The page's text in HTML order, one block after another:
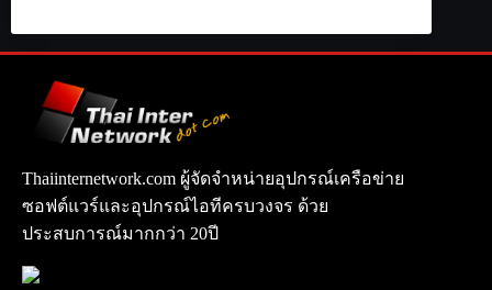
Thaiinternetwork.com ผู้จัดจำหน่ายอุปกรณ์เครือข่าย
ซอฟต์แวร์และอุปกรณ์ไอทีครบวงจร ด้วย
ประสบการณ์มากกว่า 20ปี